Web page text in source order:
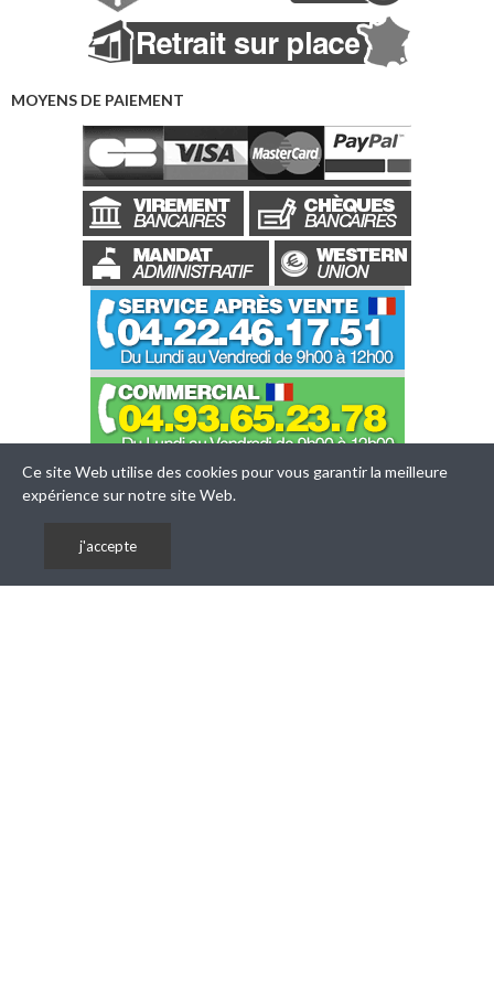
MOYENS DE PAIEMENT
Ce site Web utilise des cookies pour vous garantir la meilleure
expérience sur notre site Web.
j'accepte